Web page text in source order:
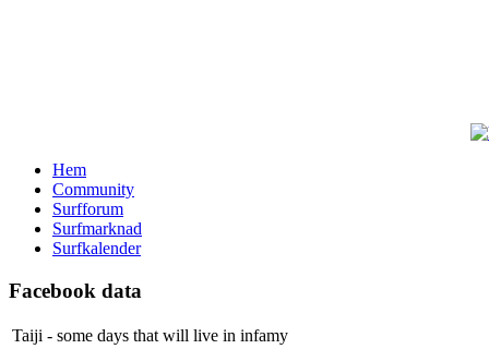
Hem
Community
Surfforum
Surfmarknad
Surfkalender
Facebook data
Taiji - some days that will live in infamy